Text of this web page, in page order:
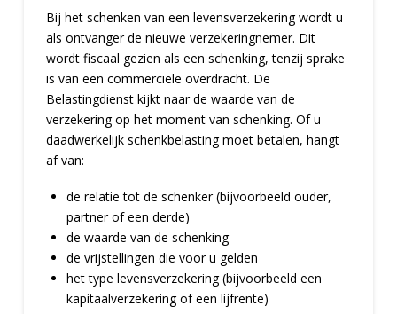
Bij het schenken van een levensverzekering wordt u
als ontvanger de nieuwe verzekeringnemer. Dit
wordt fiscaal gezien als een schenking, tenzij sprake
is van een commerciële overdracht. De
Belastingdienst kijkt naar de waarde van de
verzekering op het moment van schenking. Of u
daadwerkelijk schenkbelasting moet betalen, hangt
af van:
de relatie tot de schenker (bijvoorbeeld ouder,
partner of een derde)
de waarde van de schenking
de vrijstellingen die voor u gelden
het type levensverzekering (bijvoorbeeld een
kapitaalverzekering of een lijfrente)